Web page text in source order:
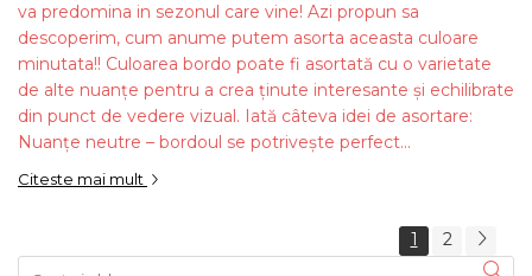
va predomina in sezonul care vine! Azi propun sa
descoperim, cum anume putem asorta aceasta culoare
minutata!! Culoarea bordo poate fi asortată cu o varietate
de alte nuanțe pentru a crea ținute interesante și echilibrate
din punct de vedere vizual. Iată câteva idei de asortare:
Nuanțe neutre – bordoul se potrivește perfect...
Citeste mai mult
1 2